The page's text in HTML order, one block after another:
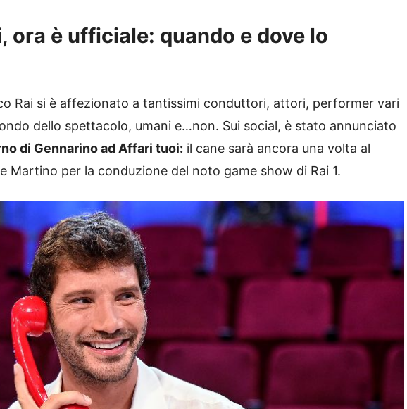
ora è ufficiale: quando e dove lo
Rai si è affezionato a tantissimi conduttori, attori, performer vari
dello spettacolo, umani e…non. Sui social, è stato annunciato
di Gennarino ad Affari tuoi: il cane sarà ancora una volta al
Martino per la conduzione del noto game show di Rai 1.